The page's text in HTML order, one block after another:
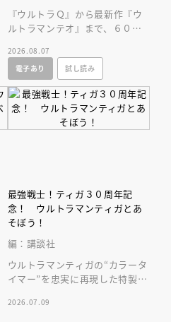
『ウルトラＱ』から最新作『ウ
ルトラマンテオ』まで、６０年
サイズなＡ４変型３００ページ
超に大収録！
2026.08.07
電子あり
試し読み
最強戦士！ティガ３０周年記
念！ ウルトラマンティガとあ
そぼう！
編：講談社
ウルトラマンティガの“カラータ
イマー”を忠実に再現した特製ラ
Ｅ ＴＩＧＡ」サウンド付録つ
2026.07.09